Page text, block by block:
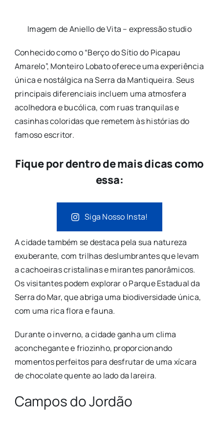
Imagem de Aniello de Vita – expressão studio
Conhecido como o “Berço do Sítio do Picapau
Amarelo”, Monteiro Lobato oferece uma experiência
única e nostálgica na Serra da Mantiqueira. Seus
principais diferenciais incluem uma atmosfera
acolhedora e bucólica, com ruas tranquilas e
casinhas coloridas que remetem às histórias do
famoso escritor.
Fique por dentro de mais dicas como
essa:
Siga Nosso Insta!
A cidade também se destaca pela sua natureza
exuberante, com trilhas deslumbrantes que levam
a cachoeiras cristalinas e mirantes panorâmicos.
Os visitantes podem explorar o Parque Estadual da
Serra do Mar, que abriga uma biodiversidade única,
com uma rica flora e fauna.
Durante o inverno, a cidade ganha um clima
aconchegante e friozinho, proporcionando
momentos perfeitos para desfrutar de uma xícara
de chocolate quente ao lado da lareira.
Campos do Jordão